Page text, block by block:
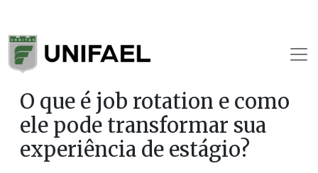
O que é job rotation e como
ele pode transformar sua
experiência de estágio?